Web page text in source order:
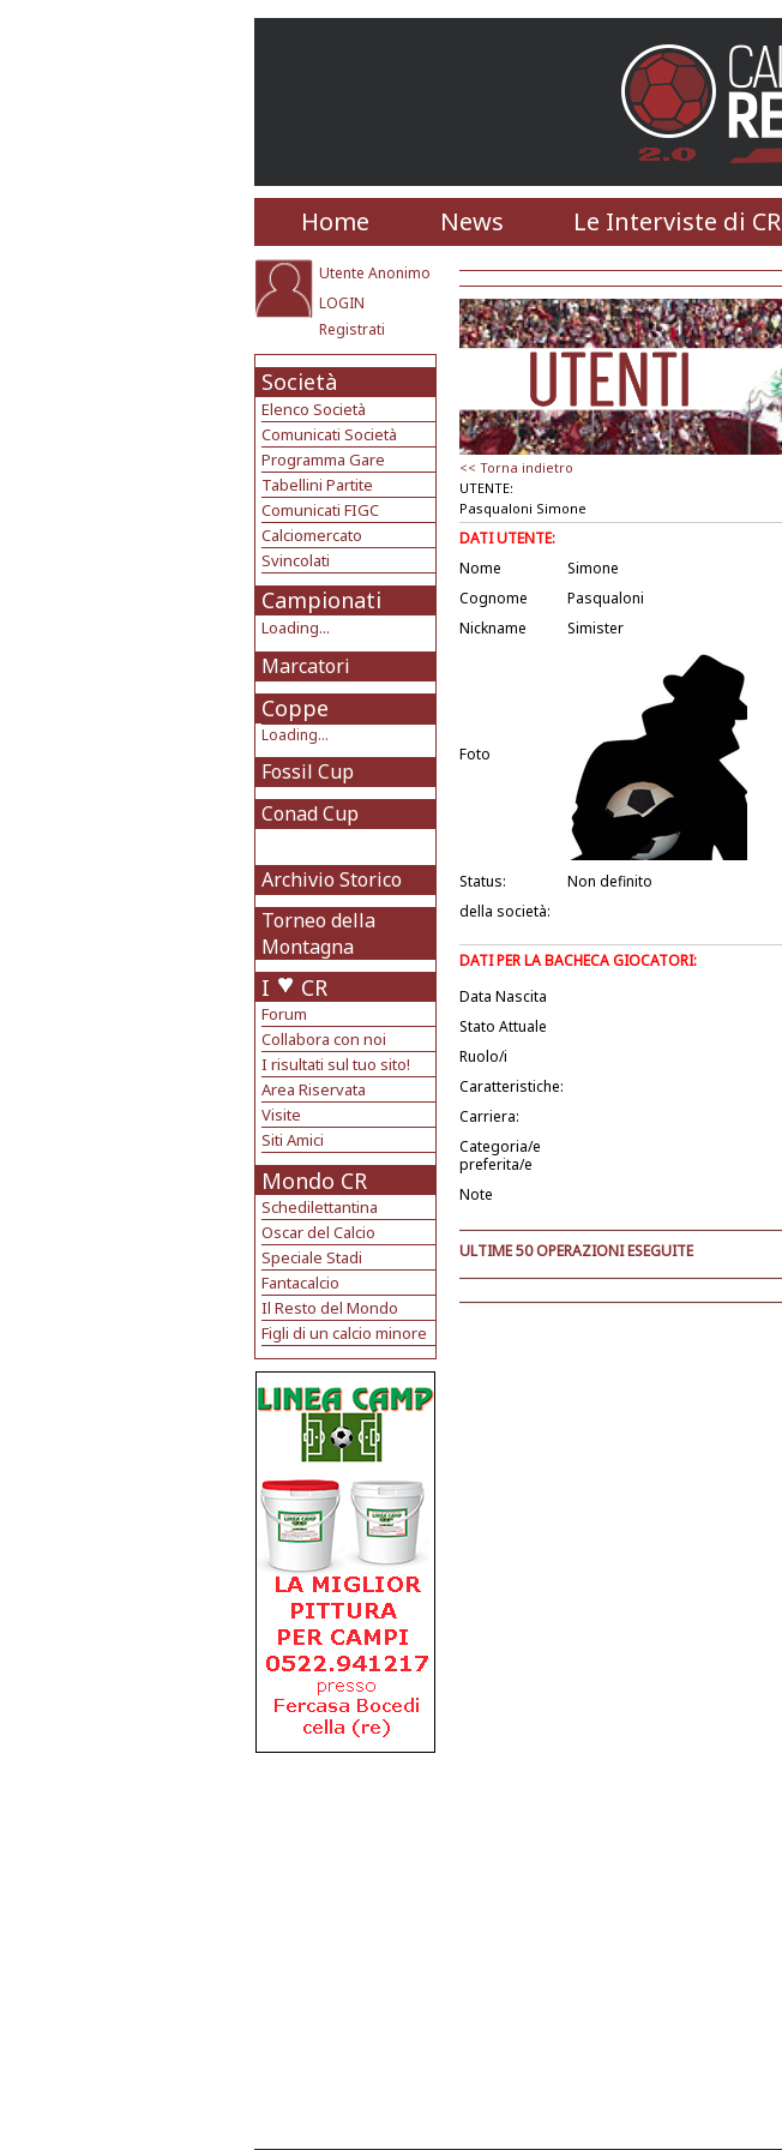
Home News Le Interviste di CR
Utente Anonimo
LOGIN
Registrati
Società
Elenco Società
Comunicati Società
Programma Gare
Tabellini Partite
Comunicati FIGC
Calciomercato
Svincolati
Campionati
Loading...
Marcatori
Coppe
Loading...
Fossil Cup
Conad Cup
Archivio Storico
Torneo della
Montagna
I CR
Forum
Collabora con noi
I risultati sul tuo sito!
Area Riservata
Visite
Siti Amici
Mondo CR
Schedilettantina
Oscar del Calcio
Speciale Stadi
Fantacalcio
Il Resto del Mondo
Figli di un calcio minore
<< Torna indietro
UTENTE:
Pasqualoni Simone
DATI UTENTE:
Nome
Simone
Cognome
Pasqualoni
Nickname
Simister
Foto
Status:
Non definito
della società:
DATI PER LA BACHECA GIOCATORI:
Data Nascita
Stato Attuale
Ruolo/i
Caratteristiche:
Carriera:
Categoria/e
preferita/e
Note
ULTIME 50 OPERAZIONI ESEGUITE